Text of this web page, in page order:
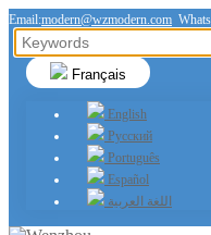
Email:modern@wzmodern.com
Français
English
Русский
Português
Español
اللغة العربية